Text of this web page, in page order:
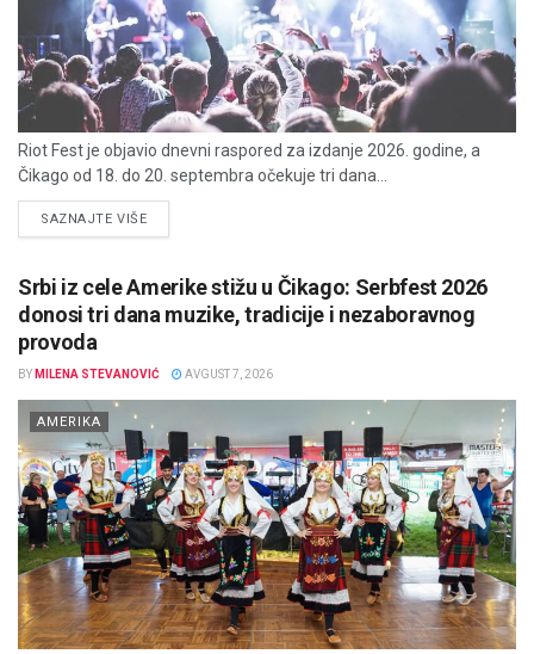
Riot Fest je objavio dnevni raspored za izdanje 2026. godine, a
Čikago od 18. do 20. septembra očekuje tri dana...
SAZNAJTE VIŠEDETAILS
Srbi iz cele Amerike stižu u Čikago: Serbfest 2026
donosi tri dana muzike, tradicije i nezaboravnog
provoda
BY MILENA STEVANOVIĆ AVGUST 7, 2026
AMERIKA